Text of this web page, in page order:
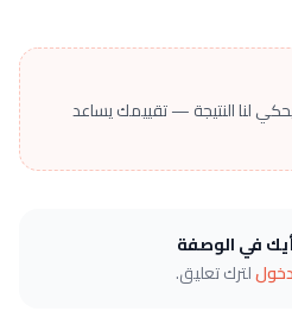
لنا النتيجة — تقييمك يساعد
في الوصفة
لترك تعليق.